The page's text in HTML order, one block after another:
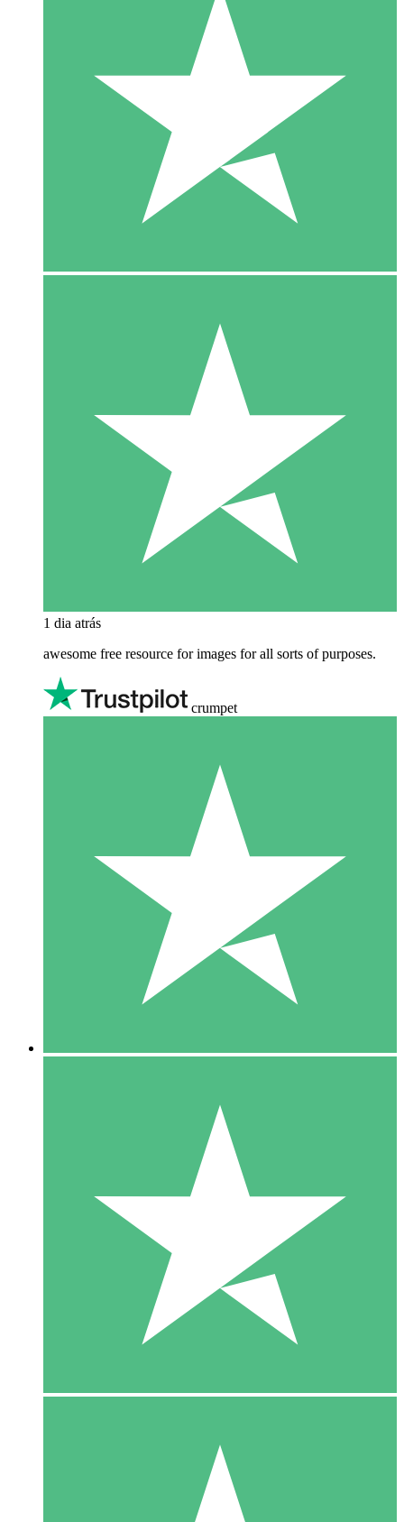
1 dia atrás
awesome free resource for images for all sorts of purposes.
crumpet